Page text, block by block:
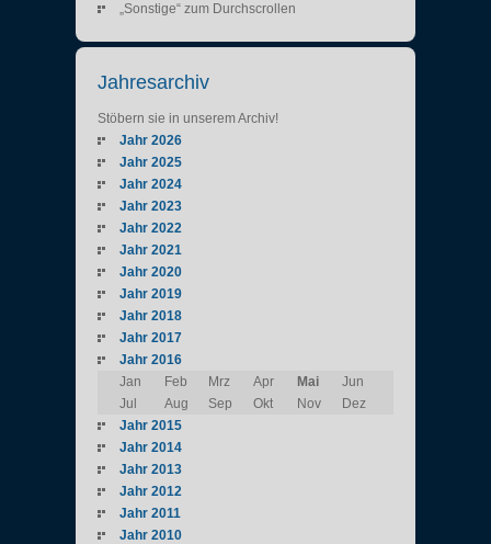
„Sonstige“ zum Durchscrollen
Jahresarchiv
Stöbern sie in unserem Archiv!
Jahr 2026
Jahr 2025
Jahr 2024
Jahr 2023
Jahr 2022
Jahr 2021
Jahr 2020
Jahr 2019
Jahr 2018
Jahr 2017
Jahr 2016
Jan
Feb Mrz Apr Mai
Jun
Jul
Aug Sep Okt Nov
Dez
Jahr 2015
Jahr 2014
Jahr 2013
Jahr 2012
Jahr 2011
Jahr 2010